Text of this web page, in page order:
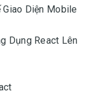
Diện Mobile
Dụng React Lên